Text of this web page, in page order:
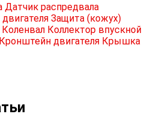
Датчик распредвала
Защита (кожух)
Коленвал Коллектор впускной
Кронштейн двигателя Крышка